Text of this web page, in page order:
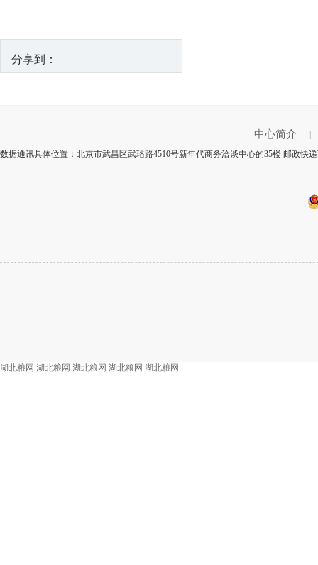
分享到：
中心简介
数据通讯具体位置：北京市武昌区武珞路4510号新年代商务洽谈中心的35楼 邮政快
湖北粮网 湖北粮网 湖北粮网 湖北粮网 湖北粮网